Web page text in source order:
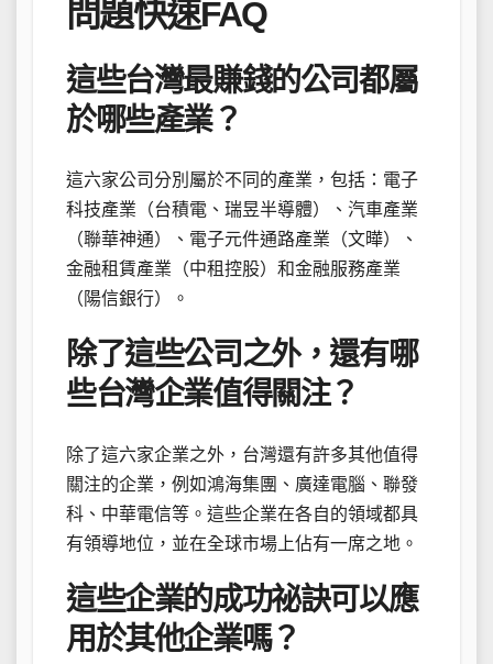
問題快速FAQ
這些台灣最賺錢的公司都屬
於哪些產業？
這六家公司分別屬於不同的產業，包括：電子
科技產業（台積電、瑞昱半導體）、汽車產業
（聯華神通）、電子元件通路產業（文曄）、
金融租賃產業（中租控股）和金融服務產業
（陽信銀行）。
除了這些公司之外，還有哪
些台灣企業值得關注？
除了這六家企業之外，台灣還有許多其他值得
關注的企業，例如鴻海集團、廣達電腦、聯發
科、中華電信等。這些企業在各自的領域都具
有領導地位，並在全球市場上佔有一席之地。
這些企業的成功祕訣可以應
用於其他企業嗎？